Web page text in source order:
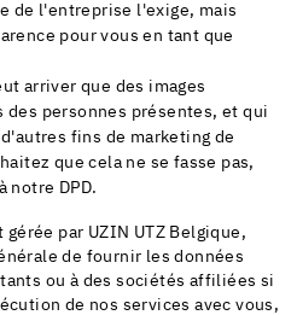
de l'entreprise l'exige, mais
pour vous en tant que
arriver que des images
des personnes présentes, et qui
fins de marketing de
que cela ne se fasse pas,
notre DPD.
par UZIN UTZ Belgique,
de fournir les données
ou à des sociétés affiliées si
de nos services avec vous,